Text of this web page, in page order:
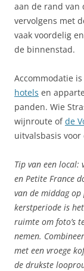
aan de rand van
vervolgens met
vaak voordelig
de binnenstad.
Accommodatie
hotels en
panden. Wie
wijnroute ofde
uitvalsbasis
Tip van een
en Petite France
van de middag
kerstperiode is
ruimte om foto’s
nemen.
met een vroege
de drukste